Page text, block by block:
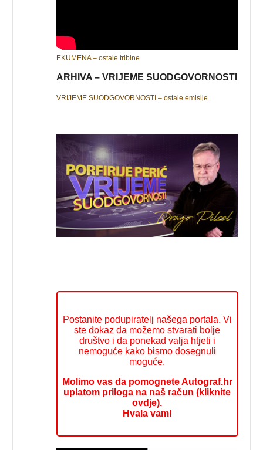
EKUMENA – ostale tribine
ARHIVA – VRIJEME SUODGOVORNOSTI
VRIJEME SUODGOVORNOSTI – ostale emisije
Postanite podupiratelj našega portala. Vi
ste dokaz da možemo stvarati bolje
društvo i da ponekad valja htjeti i
nemoguće kako bismo dosegnuli
moguće.
Molimo vas da pomognete Autograf.hr
uplatom priloga na naš račun (kliknite
ovdje).
Hvala vam!